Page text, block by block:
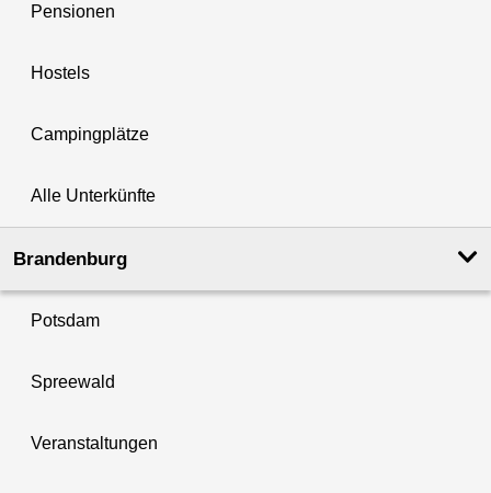
Pensionen
Hostels
Campingplätze
Alle Unterkünfte
Brandenburg
Potsdam
Spreewald
Veranstaltungen